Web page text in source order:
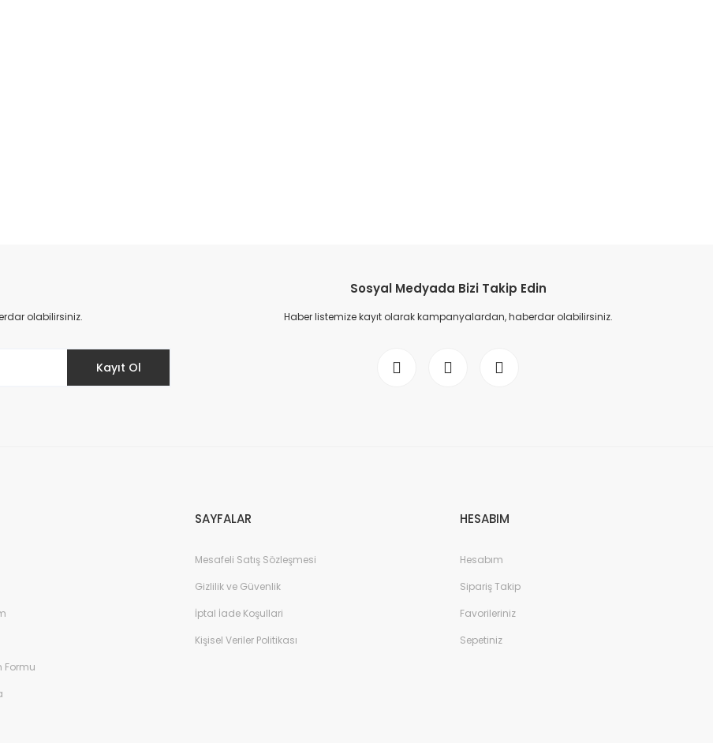
olabilirsiniz.
Kayıt Ol
Sosyal Medyada Bizi Takip Edin
Haber listemize kayıt olarak kampanyalardan, haberdar olabilirsiniz.
Formu
SAYFALAR
Mesafeli Satış Sözleşmesi
Gizlilik ve Güvenlik
İptal İade Koşullari
Kişisel Veriler Politikası
HESABIM
Hesabım
Sipariş Takip
Favorileriniz
Sepetiniz